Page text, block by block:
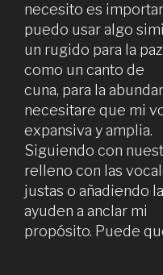
necesito es
puedo usar algo
un rugido para la
como un canto de
cuna, para la
necesitare que mi
expansiva y amplia.
Siguiendo con
relleno con las
justas o añadiendo
ayuden a anclar mi
propósito. Puede